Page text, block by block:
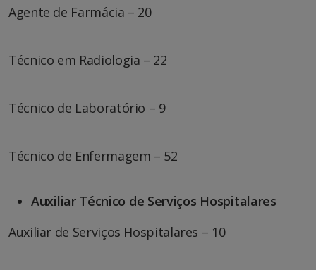
Agente de Farmácia – 20
Técnico em Radiologia – 22
Técnico de Laboratório – 9
Técnico de Enfermagem – 52
Auxiliar Técnico de Serviços Hospitalares
Auxiliar de Serviços Hospitalares – 10